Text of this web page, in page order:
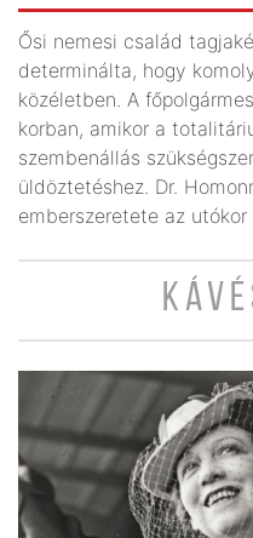
Ősi nemesi család
determinálta, hogy
közéletben. A
korban, amikor a
szembenállás
üldöztetéshez. Dr.
emberszeretete az